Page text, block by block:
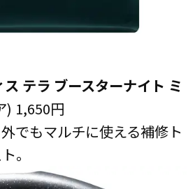
テラ ブースターナイト ミ
) 1,650円
でもマルチに使える補修ト
。